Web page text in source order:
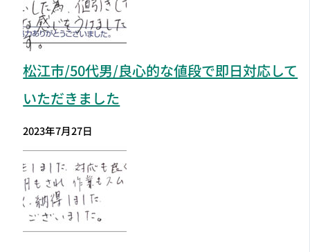
松江市/50代男/良心的な値段で即日対応して
いただきました
2023年7月27日